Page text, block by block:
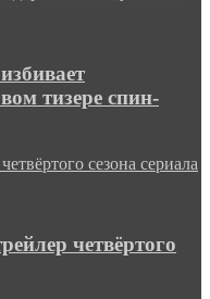
тизере спин-
сезона сериала
четвёртого